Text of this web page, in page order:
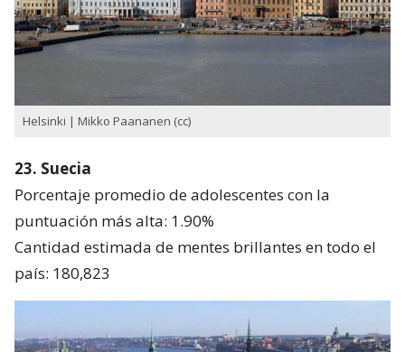
Helsinki | Mikko Paananen (cc)
23. Suecia
Porcentaje promedio de adolescentes con la
puntuación más alta: 1.90%
Cantidad estimada de mentes brillantes en todo el
país: 180,823